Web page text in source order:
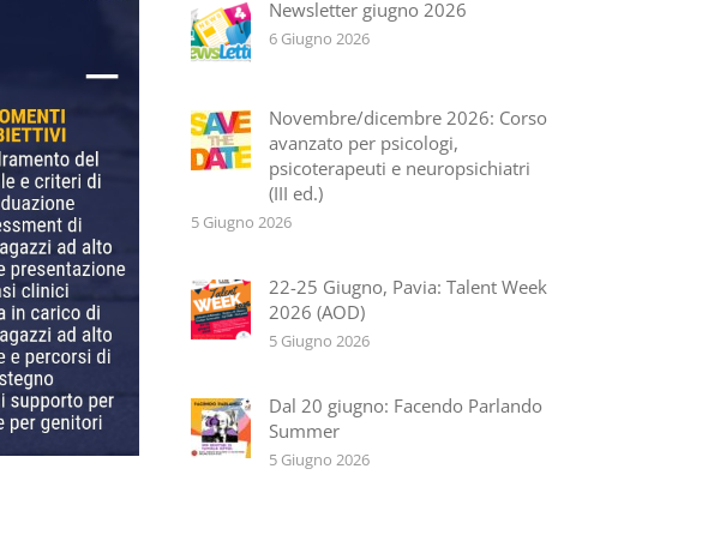
Newsletter giugno 2026
6 Giugno 2026
Novembre/dicembre 2026: Corso
avanzato per psicologi,
psicoterapeuti e neuropsichiatri
(III ed.)
5 Giugno 2026
22-25 Giugno, Pavia: Talent Week
2026 (AOD)
5 Giugno 2026
Dal 20 giugno: Facendo Parlando
Summer
5 Giugno 2026